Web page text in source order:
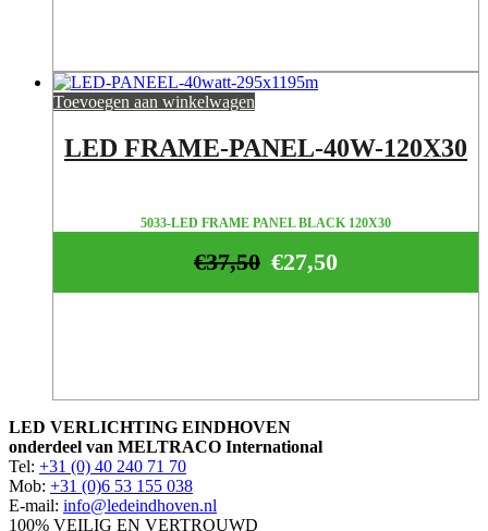
Toevoegen aan winkelwagen
LED FRAME-PANEL-40W-120X30
5033-LED FRAME PANEL BLACK 120X30
€27,50
€37,50
LED VERLICHTING EINDHOVEN
onderdeel van MELTRACO International
Tel: +31 (0) 40 240 71 70
Mob: +31 (0)6 53 155 038
E-mail: info@ledeindhoven.nl
100% VEILIG EN VERTROUWD